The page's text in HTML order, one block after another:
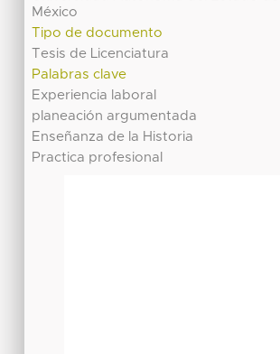
México
Tipo de documento
Tesis de Licenciatura
Palabras clave
Experiencia laboral
planeación argumentada
Enseñanza de la Historia
Practica profesional